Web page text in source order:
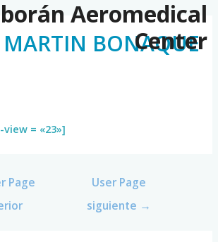
Aeromedical
Center
BONAQUE
= «23»]
Page
User Page
siguiente →